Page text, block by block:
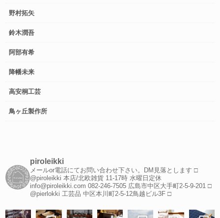
野村拓矢
鈴木潤吾
阿部有希
降幡未来
高安桐工芸
鳥ヶ丘製作所
piroleikki
メールor電話にてお問い合わせ下さい。DM見落とします □
@piroleikki 本店/北欧雑貨 11-17時 水曜日定休
info@piroleikki.com 082-246-7505 広島市中区大手町2-5-9-201 □
@pierlokki 工芸品 中区本川町2-5-12鳥越ビル3F □